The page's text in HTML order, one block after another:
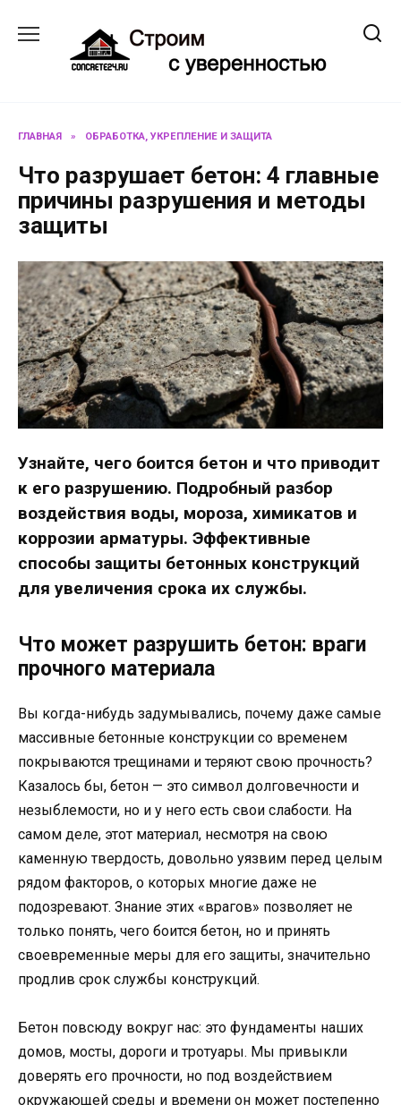
содержанию
ГЛАВНАЯ » ОБРАБОТКА, УКРЕПЛЕНИЕ И ЗАЩИТА
Что разрушает бетон: 4 главные
причины разрушения и методы
защиты
Узнайте, чего боится бетон и что приводит
к его разрушению. Подробный разбор
воздействия воды, мороза, химикатов и
коррозии арматуры. Эффективные
способы защиты бетонных конструкций
для увеличения срока их службы.
Что может разрушить бетон: враги
прочного материала
Вы когда-нибудь задумывались, почему даже самые
массивные бетонные конструкции со временем
покрываются трещинами и теряют свою прочность?
Казалось бы, бетон — это символ долговечности и
незыблемости, но и у него есть свои слабости. На
самом деле, этот материал, несмотря на свою
каменную твердость, довольно уязвим перед целым
рядом факторов, о которых многие даже не
подозревают. Знание этих «врагов» позволяет не
только понять, чего боится бетон, но и принять
своевременные меры для его защиты, значительно
продлив срок службы конструкций.
Бетон повсюду вокруг нас: это фундаменты наших
домов, мосты, дороги и тротуары. Мы привыкли
доверять его прочности, но под воздействием
окружающей среды и времени он может постепенно